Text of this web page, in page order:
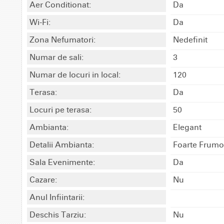
Aer Conditionat:
Da
Wi-Fi:
Da
Zona Nefumatori:
Nedefinit
Numar de sali:
3
Numar de locuri in local:
120
Terasa:
Da
Locuri pe terasa:
50
Ambianta:
Elegant
Detalii Ambianta:
Foarte
Sala Evenimente:
Da
Cazare:
Nu
Anul Infiintarii:
Deschis Tarziu:
Nu